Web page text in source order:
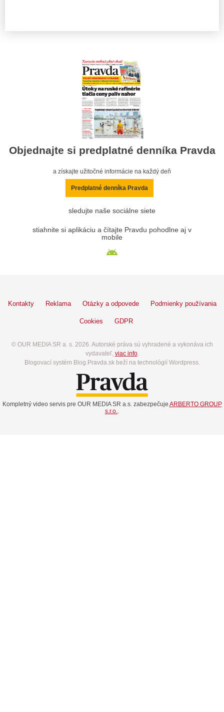
Objednajte si predplatné denníka Pravda
a získajte užitočné informácie na každý deň
Predplatné denníka Pravda
sledujte naše sociálne siete
stiahnite si aplikáciu a čítajte Pravdu pohodlne aj v
mobile
Kontakty Reklama Otázky a odpovede Podmienky používania
Cookies GDPR
© OUR MEDIA SR a. s. 2026. Autorské práva sú vyhradené a vykonáva ich
vydavateľ, viac info.
Blogovací systém Blog.Pravda.sk beží na technológií Wordpress.
Kompletný video servis pre OUR MEDIA SR a.s. zabezpečuje ARBERTO GROUP
s.r.o.